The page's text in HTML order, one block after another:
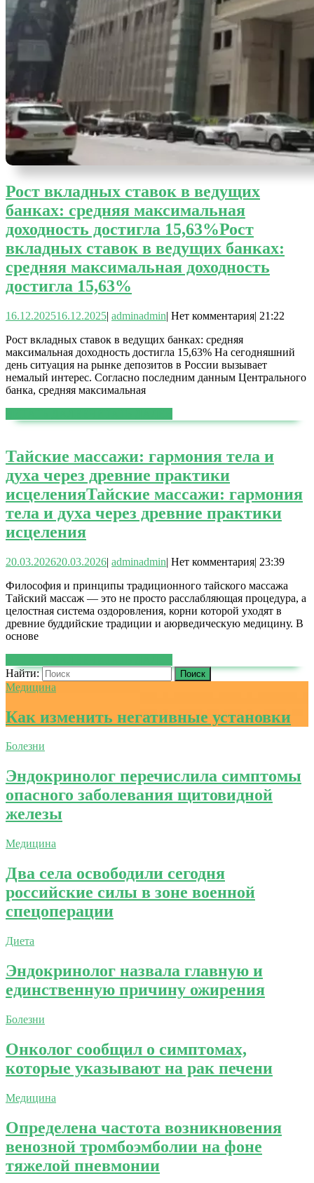
Рост вкладных ставок в ведущих
банках: средняя максимальная
доходность достигла 15,63%Рост
вкладных ставок в ведущих банках:
средняя максимальная доходность
достигла 15,63%
16.12.202516.12.2025| adminadmin| Нет комментария| 21:22
Рост вкладных ставок в ведущих банках: средняя
максимальная доходность достигла 15,63% На сегодняшний
день ситуация на рынке депозитов в России вызывает
немалый интерес. Согласно последним данным Центрального
банка, средняя максимальная
Тайские массажи: гармония тела и
духа через древние практики
исцеленияТайские массажи: гармония
тела и духа через древние практики
исцеления
20.03.202620.03.2026| adminadmin| Нет комментария| 23:39
Философия и принципы традиционного тайского массажа
Тайский массаж — это не просто расслабляющая процедура, а
целостная система оздоровления, корни которой уходят в
древние буддийские традиции и аюрведическую медицину. В
основе
Найти:
Медицина
Как изменить негативные установки
Болезни
Эндокринолог перечислила симптомы
опасного заболевания щитовидной
железы
Медицина
Два села освободили сегодня
российские силы в зоне военной
спецоперации
Диета
Эндокринолог назвала главную и
единственную причину ожирения
Болезни
Онколог сообщил о симптомах,
которые указывают на рак печени
Медицина
Определена частота возникновения
венозной тромбоэмболии на фоне
тяжелой пневмонии